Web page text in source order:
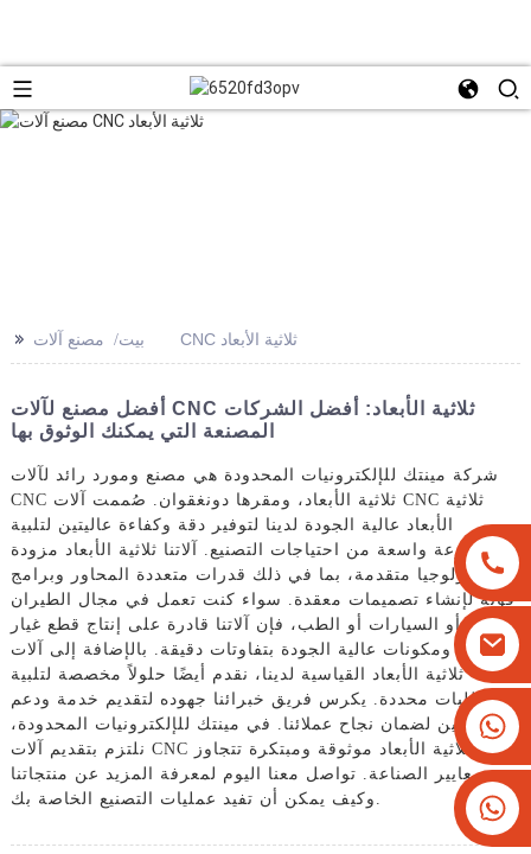
+8613825779334
+16266628193
>> بيت مصنع آلات CNC ثلاثية الأبعاد
أفضل مصنع لآلات CNC ثلاثية الأبعاد: أفضل الشركات
المصنعة التي يمكنك الوثوق بها
شركة مينتك للإلكترونيات المحدودة هي مصنع ومورد رائد لآلات
CNC ثلاثية الأبعاد، ومقرها دونغقوان. صُممت آلات CNC ثلاثية
الأبعاد عالية الجودة لدينا لتوفير دقة وكفاءة عاليتين لتلبية
مجموعة واسعة من احتياجات التصنيع. آلاتنا ثلاثية الأبعاد مزودة
بتكنولوجيا متقدمة، بما في ذلك قدرات متعددة المحاور وبرامج
قوية لإنشاء تصميمات معقدة. سواء كنت تعمل في مجال الطيران
أو السيارات أو الطب، فإن آلاتنا قادرة على إنتاج قطع غيار
ومكونات عالية الجودة بتفاوتات دقيقة. بالإضافة إلى آلات CNC
ثلاثية الأبعاد القياسية لدينا، نقدم أيضًا حلولاً مخصصة لتلبية
متطلبات محددة. يكرس فريق خبرائنا جهوده لتقديم خدمة ودعم
شخصيين لضمان نجاح عملائنا. في مينتك للإلكترونيات المحدودة،
نلتزم بتقديم آلات CNC ثلاثية الأبعاد موثوقة ومبتكرة تتجاوز
معايير الصناعة. تواصل معنا اليوم لمعرفة المزيد عن منتجاتنا